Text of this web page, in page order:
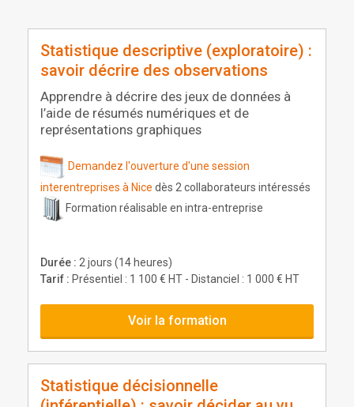
Statistique descriptive (exploratoire) :
savoir décrire des observations
Apprendre à décrire des jeux de données à
l’aide de résumés numériques et de
représentations graphiques
Demandez l'ouverture d'une session
interentreprises à Nice dès 2 collaborateurs intéressés
Formation réalisable en intra-entreprise
Durée : 2 jours (14 heures)
Tarif : Présentiel : 1 100 € HT - Distanciel : 1 000 € HT
Voir la formation
Statistique décisionnelle